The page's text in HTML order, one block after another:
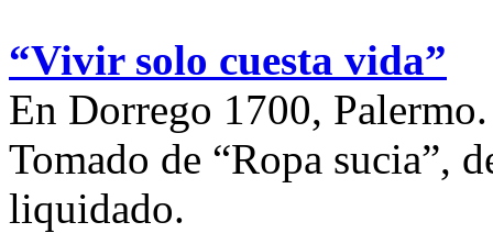
“Vivir solo cuesta vida”
En Dorrego 1700, Palermo.
Tomado de “Ropa sucia”,
liquidado.